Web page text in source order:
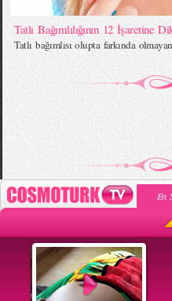
Tatlı Bağımlılığının 12 İşaretine
Tatlı bağımlısı olupta farkında
En